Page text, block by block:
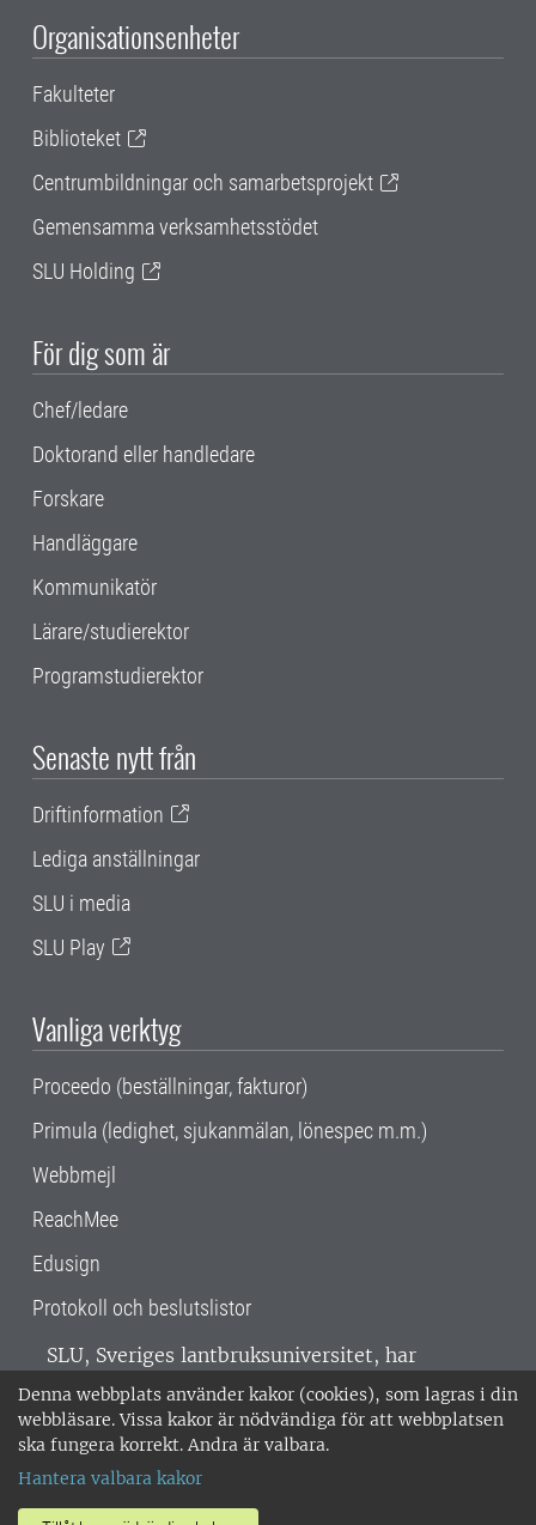
Denna webbplats använder kakor (cookies), som lagras i din
webbläsare. Vissa kakor är nödvändiga för att webbplatsen
ska fungera korrekt. Andra är valbara.
Hantera valbara kakor
Organisationsenheter
Fakulteter
Biblioteket
Centrumbildningar och samarbetsprojekt
Gemensamma verksamhetsstödet
SLU Holding
För dig som är
Chef/ledare
Doktorand eller handledare
Forskare
Handläggare
Kommunikatör
Lärare/studierektor
Programstudierektor
Senaste nytt från
Driftinformation
Lediga anställningar
SLU i media
SLU Play
Vanliga verktyg
Proceedo (beställningar, fakturor)
Primula (ledighet, sjukanmälan, lönespec m.m.)
Webbmejl
ReachMee
Edusign
Protokoll och beslutslistor
SLU, Sveriges lantbruksuniversitet, har
verksamhet över hela Sverige. Huvudorter är
Alnarp, Uppsala och Umeå.SLU är
miljöcertifierat enligt ISO 14001. •
018-67 10 00 • Org nr: 202100-2817 •